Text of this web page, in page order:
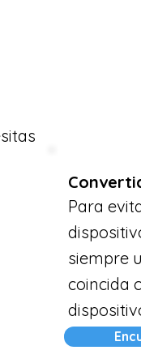
Para
siempre
coincida